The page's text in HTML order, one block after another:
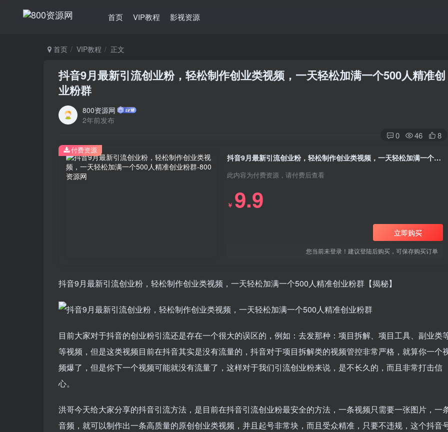
首页 VIP教程 影视资源
首页 VIP教程 正文
抖音9月最新引流创业粉，轻松制作创业类视频，一天轻松加满一个500人精准创
业粉群
800资源网
2年前发布
0 46 8
抖音9月最新引流创业粉，轻松制作创业类视频，一天轻松加满一个500人精准创业粉群
此内容为付费资源，请付费后查看
￥ 9.9
立即购买
您当前未登录！建议登陆后购买，可保存购买订单
付费资源
抖音9月最新引流创业粉，轻松制作创业类视频，一天轻松加满一个500人精准创业粉群【揭秘】
目前大家对于抖音的创业粉引流还是存在一个很大的误区的，例如：去发那种：项目拆解、项目工具、副业类
等视频，但是这类视频目前在抖音其实是没有流量的，抖音对于项目拆解类的视频管控非常严格，就算你一个
频爆了，但是你下一个视频可能就没有流量了，这样对于我们引流创业粉来说，是不长久的，而且非常打击信
心。
洪哥今天给大家分享的抖音引流方法，是目前在抖音引流创业粉最安全的方法，一条视频只需要一张图片，一
音频，就可以制作出一条高质量的原创创业类视频，并且起号非常块，而且受众精准，只要不违规，这个抖音